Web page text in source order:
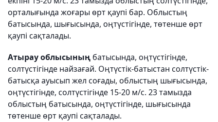
орталығында жоғары өрт қаупі бар. Облыстың
батысында, шығысында, оңтүстігінде, төтенше өрт
қаупі сақталады.
Атырау облысының батысында, оңтүстігінде,
солтүстігінде найзағай. Оңтүстік-батыстан солтүстік-
батысқа ауысып жел соғады, облыстың шығысында,
оңтүстігінде, солтүстігінде 15-20 м/с. 23 тамызда
облыстың батысында, оңтүстігінде, шығысында
төтенше өрт қаупі сақталады.